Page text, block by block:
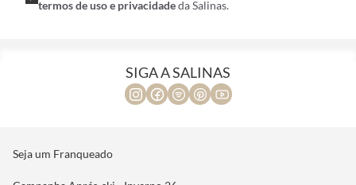
termos de uso e privacidadeda Salinas.
SIGA A SALINAS
Seja um Franqueado